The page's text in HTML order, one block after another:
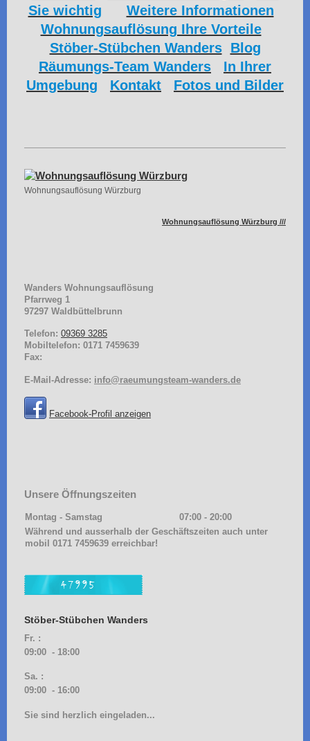
Sie wichtig
Weitere Informationen
Wohnungsauflösung Ihre Vorteile
Stöber-Stübchen Wanders
Blog
Räumungs-Team Wanders
In Ihrer
Umgebung
Kontakt Fotos und Bilder
Wohnungsauflösung Würzburg
Wohnungsauflösung Würzburg ///
Wanders Wohnungsauflösung
Pfarrweg 1
97297 Waldbüttelbrunn
Telefon: 09369 3285
Mobiltelefon: 0171 7459639
Fax:
E-Mail-Adresse: info@raeumungsteam-wanders.de
Facebook-Profil anzeigen
Unsere Öffnungszeiten
Montag - Samstag 07:00 - 20:00
Während und ausserhalb der Geschäftszeiten auch unter
mobil 0171 7459639 erreichbar!
Stöber-Stübchen Wanders
Fr. :
09:00 - 18:00
Sa. :
09:00 - 16:00
Sie sind herzlich eingeladen...